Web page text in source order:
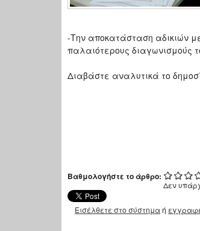
-Την αποκατάσταση αδικιών
παλαιότερους διαγωνισμούς
Διαβάστε αναλυτικά το
Βαθμολογήστε το άρθρο:
Δεν
Εισέλθετε στο σύστημαή